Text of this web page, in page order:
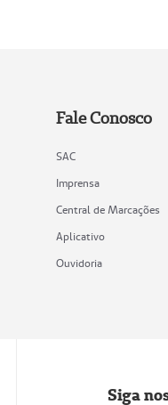
Fale Conosco
SAC
Imprensa
Central de Marcações
Aplicativo
Ouvidoria
Siga